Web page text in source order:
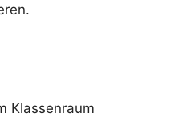
Klassenraum